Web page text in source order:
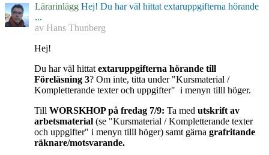
Lärarinlägg Hej! Du har väl hittat extaruppgifterna hörande
...
av Hans Thunberg
Hej!
Du har väl hittat extaruppgifterna hörande till
Föreläsning 3? Om inte, titta under "Kursmaterial /
Kompletterande texter och uppgifter" i menyn tilll höger.
Till WORSKHOP på fredag 7/9: Ta med utskrift av
arbetsmaterial (se "Kursmaterial / Kompletterande texter
och uppgifter" i menyn tilll höger) samt gärna grafritande
räknare/motsvarande.